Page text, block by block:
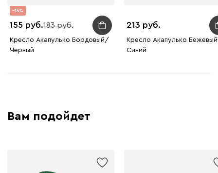
15
155 183
Кресло Акапулько Бордовый/
Черный
213
Кресло Акапулько
Синий
Вам подойдет